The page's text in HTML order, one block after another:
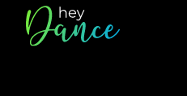
Футер
сайта